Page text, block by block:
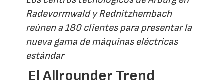
Radevormwald y Rednitzhembach
reúnen a 180 clientes para presentar la
nueva gama de máquinas eléctricas
estándar
El Allrounder Trend